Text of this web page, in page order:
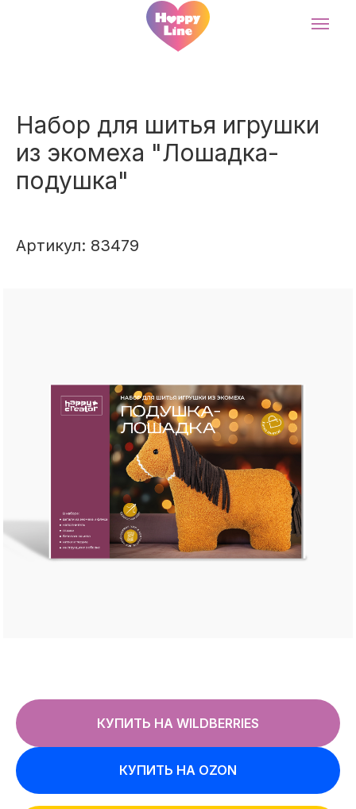
Набор для шитья игрушки
из экомеха "Лошадка-
подушка"
Артикул: 83479
КУПИТЬ НА WILDBERRIES
КУПИТЬ НА OZON